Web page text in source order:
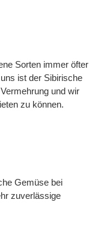
Sorten immer öfter
ist der Sibirische
und wir
zu können.
Gemüse bei
zuverlässige